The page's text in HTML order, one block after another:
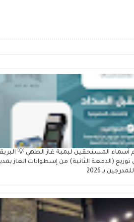
أسماء المستحقين لبمبة غاز الطهي 💡
توزيع (الدفعة الثانية) من إسطوانات الغاز
بـ 2026